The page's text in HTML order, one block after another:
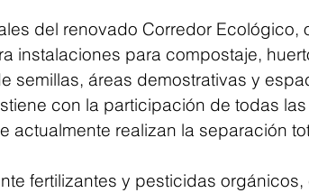
del renovado Corredor Ecológico,
instalaciones para compostaje,
semillas, áreas demostrativas y
con la participación de todas
actualmente realizan la separación
fertilizantes y pesticidas